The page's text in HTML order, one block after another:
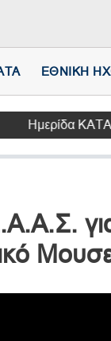
ΕΘΝΙΚΗ
Ημερίδα